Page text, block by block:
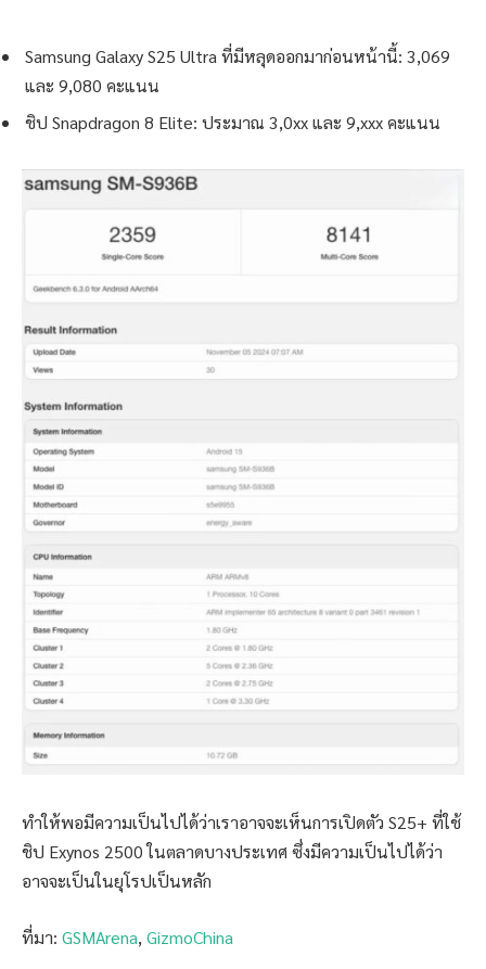
Samsung Galaxy S25 Ultra ที่มีหลุดออกมาก่อนหน้านี้: 3,069
และ 9,080 คะแนน
ชิป Snapdragon 8 Elite: ประมาณ 3,0xx และ 9,xxx คะแนน
ทำให้พอมีความเป็นไปได้ว่าเราอาจจะเห็นการเปิดตัว S25+ ที่ใช้
ชิป Exynos 2500 ในตลาดบางประเทศ ซึ่งมีความเป็นไปได้ว่า
อาจจะเป็นในยุโรปเป็นหลัก
ที่มา: GSMArena, GizmoChina